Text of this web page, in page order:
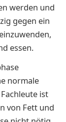
werden und
gegen ein
essen.
normale
ist
von Fett und